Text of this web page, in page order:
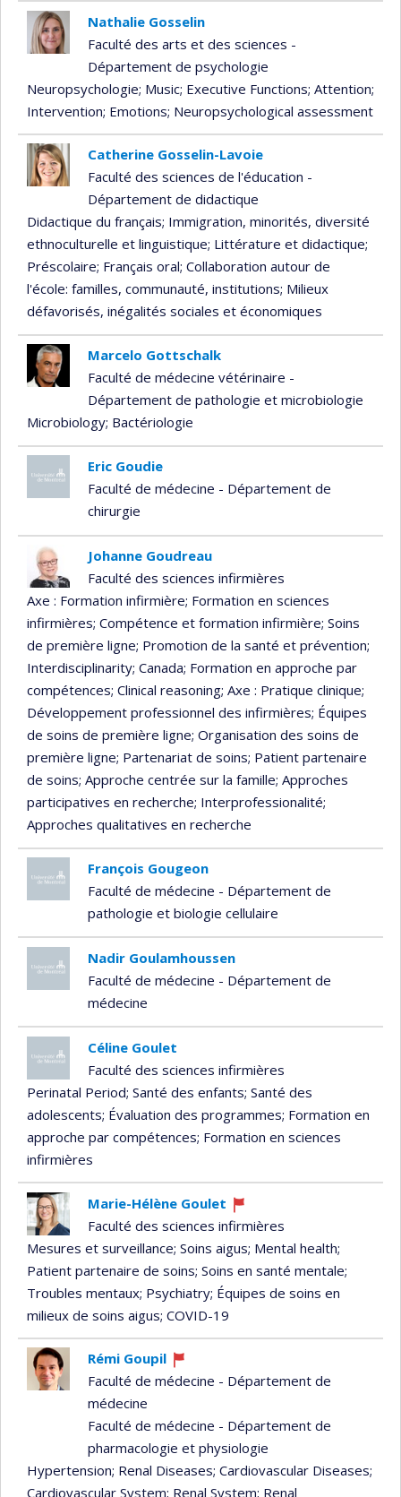
Nathalie Gosselin
Faculté des arts et des sciences -
Département de psychologie
Neuropsychologie; Music; Executive Functions; Attention;
Intervention; Emotions; Neuropsychological assessment
Catherine Gosselin-Lavoie
Faculté des sciences de l'éducation -
Département de didactique
Didactique du français; Immigration, minorités, diversité
ethnoculturelle et linguistique; Littérature et didactique;
Préscolaire; Français oral; Collaboration autour de
l'école: familles, communauté, institutions; Milieux
défavorisés, inégalités sociales et économiques
Marcelo Gottschalk
Faculté de médecine vétérinaire -
Département de pathologie et microbiologie
Microbiology; Bactériologie
Eric Goudie
Faculté de médecine - Département de
chirurgie
Johanne Goudreau
Faculté des sciences infirmières
Axe : Formation infirmière; Formation en sciences
infirmières; Compétence et formation infirmière; Soins
de première ligne; Promotion de la santé et prévention;
Interdisciplinarity; Canada; Formation en approche par
compétences; Clinical reasoning; Axe : Pratique clinique;
Développement professionnel des infirmières; Équipes
de soins de première ligne; Organisation des soins de
première ligne; Partenariat de soins; Patient partenaire
de soins; Approche centrée sur la famille; Approches
participatives en recherche; Interprofessionalité;
Approches qualitatives en recherche
François Gougeon
Faculté de médecine - Département de
pathologie et biologie cellulaire
Nadir Goulamhoussen
Faculté de médecine - Département de
médecine
Céline Goulet
Faculté des sciences infirmières
Perinatal Period; Santé des enfants; Santé des
adolescents; Évaluation des programmes; Formation en
approche par compétences; Formation en sciences
infirmières
Marie-Hélène Goulet
Currently
recruiting
Faculté des sciences infirmières
Mesures et surveillance; Soins aigus; Mental health;
Patient partenaire de soins; Soins en santé mentale;
Troubles mentaux; Psychiatry; Équipes de soins en
milieux de soins aigus; COVID-19
Rémi Goupil
Currently
Faculté de médecine - Département de
médecine
Faculté de médecine - Département de
pharmacologie et physiologie
Hypertension; Renal Diseases; Cardiovascular Diseases;
Cardiovascular System; Renal System; Renal